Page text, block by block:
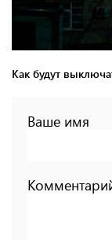
Как будут
Ваше имя